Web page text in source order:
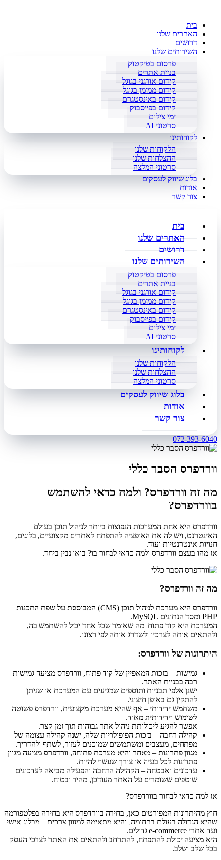
בית
האתרים שלנו
דרושים
השירותים שלנו
פרסום בטיקטוק
בניית אתרים
קידום אורגני בגוגל
קידום ממומן בגוגל
קידום באינסטגרם
קידום בפייסבוק
ימי צילום
סרטוני AI
לקוחותינו
הלקוחות שלנו
ההצלחות שלנו
סרטוני המלצה
בלוג שיווק לעסקים
אודות
צור קשר
בית
האתרים שלנו
דרושים
השירותים שלנו
פרסום בטיקטוק
בניית אתרים
קידום אורגני בגוגל
קידום ממומן בגוגל
קידום באינסטגרם
קידום בפייסבוק
ימי צילום
סרטוני AI
לקוחותינו
הלקוחות שלנו
ההצלחות שלנו
סרטוני המלצה
בלוג שיווק לעסקים
אודות
צור קשר
072-393-6040
וורדפרס הסבר כללי
מה זה וורדפרס? ולמה כדאי להשתמש
בוורדפרס?
וורדפרס היא אחת המערכות הנפוצות ביותר לניהול תוכן בעולם
האינטרנט, ויש לה את האופציה להתפתח לאתרים מקצועיים, בלוגים,
חנויות אינטרנטיות ועוד.
אז מהו בעצם וורדפרס ולמה כדאי לבחור בו? בואו נבין ביחד.
מה זה וורדפרס?
וורדפרס היא מערכת לניהול תוכן (CMS) המבוססת על שפת התכנות
PHP ומסד הנתונים MySQL.
המערכת היא קוד פתוח, מה שאומר שכל אחד יכול להשתמש בה,
ולהתאים אותה לצרכיו ולשדרג אותה לפי רצונו.
היתרונות של וורדפרס:
גמישות – בזכות המאפיין של קוד פתוח, וורדפרס מציעה גמישות
רבה בבניית האתר.
ישנן אלפי תבניות ותוספים שמגיעים עם המערכת או שניתן
להתקין גם באופן חיצוני.
משתמש ידידותי – אף שהיא מערכת מקצועית, וורדפרס פשוטה
לשימוש וידידותית מאוד.
אפשר להגיע ליכולותת ניהול אתר גבוהות תוך זמן קצר.
קהילה רחבה – בזכות הפופולריות שלה, ישנה קהילה עצומה של
מפתחים, מעצבים ומשתמשים שמוכנים לעזור, לשתף ולהדריך.
מגוון פתרונות – מאחר והיא מערכת פתוחה, וורדפרס מציעה מגוון
פתרונות לכל בעיה או צורך שעשוי להיות.
עדכונים ואבטחה – הקהילה הרחבה והפעילה מביאה לעדכונים
שוטפים ששומרים על האתר מעודכן, מהיר ובטוח.
אז למה כדאי לבחור בוורדפרס?
חוץ מהיתרונות המפורטים כאן, בחירה בוורדפרס היא בחירה בפלטפורמה
שהיא הגדולה בעולם בתחומה, והיא מתאימה למגוון צרכים – מבלוג אישי
ועד אתרי e-commerce גדולים.
היא מציעה יכולת להתפתח, להתרחב ולהתאים את האתר לצרכי העסק
בכל שלב ושלב.